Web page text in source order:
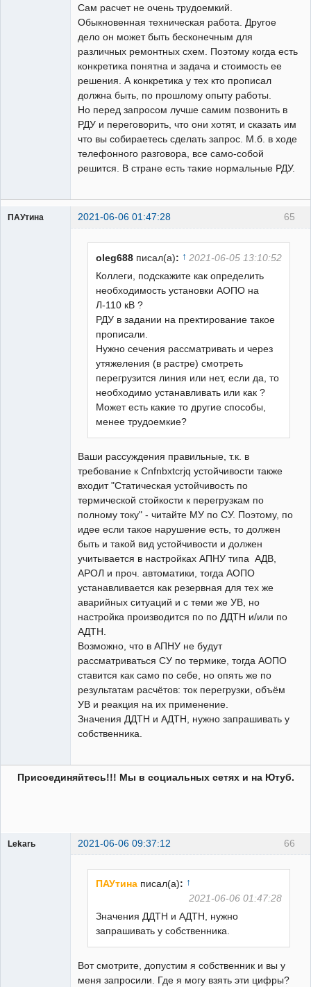
Сам расчет не очень трудоемкий.
Обыкновенная техническая работа. Другое
дело он может быть бесконечным для
различных ремонтных схем. Поэтому когда есть
конкретика понятна и задача и стоимость ее
решения. А конкретика у тех кто прописал
должна быть, по прошлому опыту работы.
Но перед запросом лучше самим позвонить в
РДУ и переговорить, что они хотят, и сказать им
что вы собираетесь сделать запрос. М.б. в ходе
телефонного разговора, все само-собой
решится. В стране есть такие нормальные РДУ.
65
ПАУтина 2021-06-06 01:47:28
oleg688 писал(а): ↑ 2021-06-05 13:10:52
Коллеги, подскажите как определить
необходимость установки АОПО на
Л-110 кВ ?
РДУ в задании на пректирование такое
прописали.
Нужно сечения рассматривать и через
утяжеления (в растре) смотреть
перегрузится линия или нет, если да, то
необходимо устанавливать или как ?
Может есть какие то другие способы,
менее трудоемкие?
Ваши рассуждения правильные, т.к. в
требование к Cnfnbxtcrjq устойчивости также
входит "Статическая устойчивость по
термической стойкости к перегрузкам по
полному току" - читайте МУ по СУ. Поэтому, по
идее если такое нарушение есть, то должен
быть и такой вид устойчивости и должен
учитывается в настройках АПНУ типа АДВ,
АРОЛ и проч. автоматики, тогда АОПО
устанавливается как резервная для тех же
аварийных ситуаций и с теми же УВ, но
настройка производится по по ДДТН и/или по
АДТН.
Возможно, что в АПНУ не будут
рассматриваться СУ по термике, тогда АОПО
ставится как само по себе, но опять же по
результатам расчётов: ток перегрузки, объём
УВ и реакция на их применение.
Значения ДДТН и АДТН, нужно запрашивать у
собственника.
Присоединяйтесь!!! Мы в социальных сетях и на Ютуб.
66
Lekarь 2021-06-06 09:37:12
ПАУтина писал(а): ↑
2021-06-06 01:47:28
Значения ДДТН и АДТН, нужно
запрашивать у собственника.
Вот смотрите, допустим я собственник и вы у
меня запросили. Где я могу взять эти цифры?